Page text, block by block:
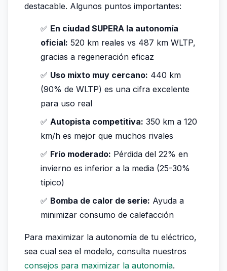
destacable. Algunos puntos importantes:
✅ En ciudad SUPERA la autonomía
oficial: 520 km reales vs 487 km WLTP,
gracias a regeneración eficaz
✅ Uso mixto muy cercano: 440 km
(90% de WLTP) es una cifra excelente
para uso real
✅ Autopista competitiva: 350 km a 120
km/h es mejor que muchos rivales
✅ Frío moderado: Pérdida del 22% en
invierno es inferior a la media (25-30%
típico)
✅ Bomba de calor de serie: Ayuda a
minimizar consumo de calefacción
Para maximizar la autonomía de tu eléctrico,
sea cual sea el modelo, consulta nuestros
consejos para maximizar la autonomía.